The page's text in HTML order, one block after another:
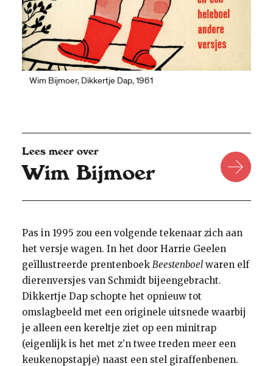
Wim Bijmoer, Dikkertje Dap, 1961
Lees meer over
Wim Bijmoer
Pas in 1995 zou een volgende tekenaar zich aan
het versje wagen. In het door Harrie Geelen
geïllustreerde prentenboek Beestenboelwaren elf
dierenversjes van Schmidt bijeengebracht.
Dikkertje Dap schopte het opnieuw tot
omslagbeeld met een originele uitsnede waarbij
je alleen een kereltje ziet op een minitrap
(eigenlijk is het met z’n twee treden meer een
keukenopstapje) naast een stel giraffenbenen.